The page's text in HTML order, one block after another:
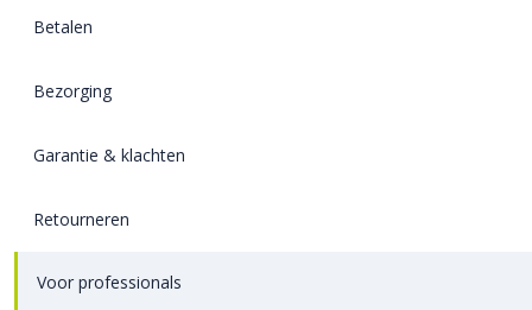
Betalen
Bezorging
Garantie & klachten
Retourneren
Voor professionals